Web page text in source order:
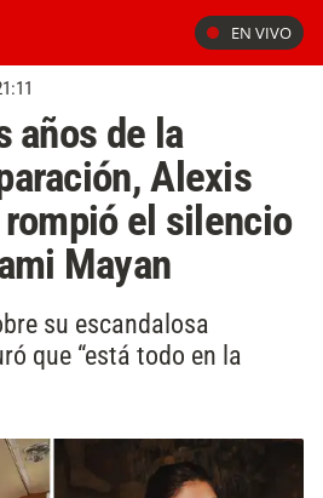
EN VIVO
años de la
Alexis
el silencio
Mayan
su escandalosa
que “está todo en la